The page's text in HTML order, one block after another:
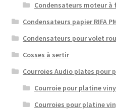
Condensateurs moteur à
Condensateurs papier RIFA
Condensateurs pour volet
Cosses à sertir
Courroies Audio plates pour
Courroie pour platine
Courroies pour platine